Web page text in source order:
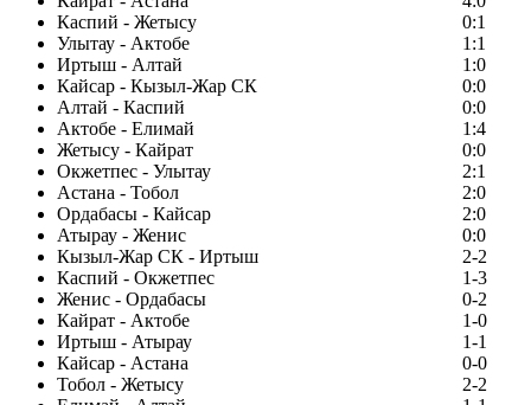
Каспий - Жетысу
0:1
Улытау - Актобе
1:1
Иртыш - Алтай
1:0
Кайсар - Кызыл-Жар СК
0:0
Алтай - Каспий
0:0
Актобе - Елимай
1:4
Жетысу - Кайрат
0:0
Окжетпес - Улытау
2:1
Астана - Тобол
2:0
Ордабасы - Кайсар
2:0
Атырау - Женис
0:0
Кызыл-Жар СК - Иртыш
2-2
Каспий - Окжетпес
1-3
Женис - Ордабасы
0-2
Кайрат - Актобе
1-0
Иртыш - Атырау
1-1
Кайсар - Астана
0-0
Тобол - Жетысу
2-2